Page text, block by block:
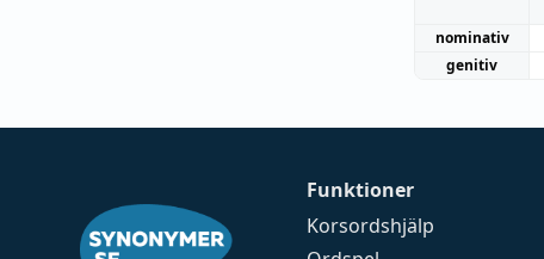
nominativ
genitiv
Funktioner
Korsordshjälp